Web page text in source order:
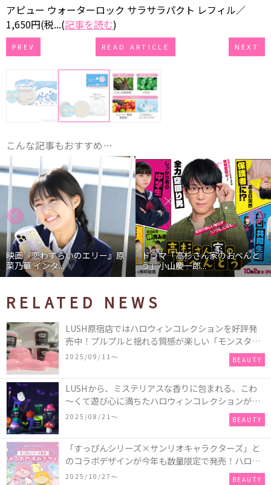
アピュー ウォーターロック サラサラパクト レフィル／
1,650円(税...(記事を読む)
PREV READ ARTICLE NEXT
こんな記事もおすすめ…
映画『恋わずらいのエリー』原
菜乃華 インタ...
ドラマ「高杉さん家のおべんと
う」小山慶一郎...
RELATED NEWS
LUSH原宿店ではハロウィンコレクションを好評発
売中！プルプルと揺れる質感が楽しい「モンスター
オクトパス」や定番の「ゴースティー」「パンキン
2025/09/11〜 BEAUTY
LUSHから、ミステリアスな香りに包まれる、こわ
～くて遊び心に満ちたハロウィンコレクションが新
発売！頭と胴体に分かれたバスアイテムを組み合わ
せてキャラクターを完成させる新作「モンスター・
マッシュアップ」シリーズなど♪
2025/08/21〜 BEAUTY
「すっぴんシリーズ×サンリオキャラクターズ」と
のコラボデザインが今年も数量限定で発売！ハロー
キティ、ポムポムプリン、ポチャッコ、ハンギョド
2025/10/27〜 BEAUTY